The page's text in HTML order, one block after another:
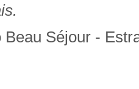
Beau Séjour -